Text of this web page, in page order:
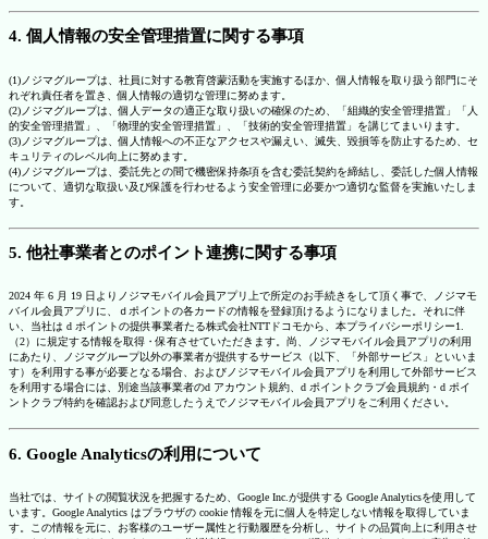
4. 個人情報の安全管理措置に関する事項
(1)ノジマグループは、社員に対する教育啓蒙活動を実施するほか、個人情報を取り扱う部門にそ
れぞれ責任者を置き、個人情報の適切な管理に努めます。
(2)ノジマグループは、個人データの適正な取り扱いの確保のため、「組織的安全管理措置」「人
的安全管理措置」、「物理的安全管理措置」、「技術的安全管理措置」を講じてまいります。
(3)ノジマグループは、個人情報への不正なアクセスや漏えい、滅失、毀損等を防止するため、セ
キュリティのレベル向上に努めます。
(4)ノジマグループは、委託先との間で機密保持条項を含む委託契約を締結し、委託した個人情報
について、適切な取扱い及び保護を行わせるよう安全管理に必要かつ適切な監督を実施いたしま
す。
5. 他社事業者とのポイント連携に関する事項
2024 年 6 月 19 日よりノジマモバイル会員アプリ上で所定のお手続きをして頂く事で、ノジマモ
バイル会員アプリに、ｄポイントの各カードの情報を登録頂けるようになりました。それに伴
い、当社は d ポイントの提供事業者たる株式会社NTTドコモから、本プライバシーポリシー1.
（2）に規定する情報を取得・保有させていただきます。尚、ノジマモバイル会員アプリの利用
にあたり、ノジマグループ以外の事業者が提供するサービス（以下、「外部サービス」といいま
す）を利用する事が必要となる場合、およびノジマモバイル会員アプリを利用して外部サービス
を利用する場合には、別途当該事業者のd アカウント規約、d ポイントクラブ会員規約・d ポイ
ントクラブ特約を確認および同意したうえでノジマモバイル会員アプリをご利用ください。
6. Google Analyticsの利用について
当社では、サイトの閲覧状況を把握するため、Google Inc.が提供する Google Analyticsを使用して
います。Google Analytics はブラウザの cookie 情報を元に個人を特定しない情報を取得していま
す。この情報を元に、お客様のユーザー属性と行動履歴を分析し、サイトの品質向上に利用させ